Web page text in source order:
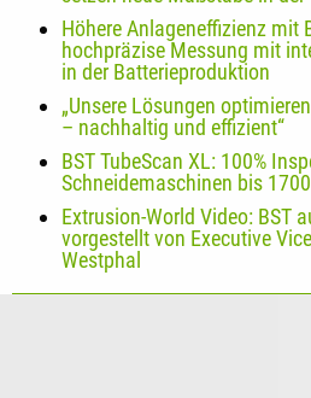
Höhere Anlageneffizienz mit
hochpräzise Messung mit
in der Batterieproduktion
„Unsere Lösungen
– nachhaltig und effizient“
BST TubeScan XL: 100%
Schneidemaschinen bis
Extrusion-World Video: BST
vorgestellt von Executive
Westphal